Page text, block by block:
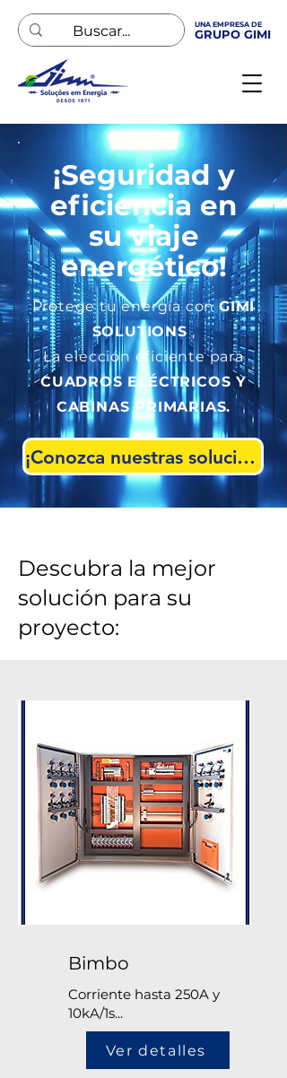
UNA EMPRESA DE
GRUPO GIMI
¡Seguridad y
eficiencia en
su viaje
energético!
Protege tu energía conGIMI
SOLUTIONS,
La elección eficiente para
CUADROS ELÉCTRICOS Y
CABINAS PRIMARIAS.
¡Conozca nuestras soluciones!
Descubra la mejor
solución para su
proyecto:
Bimbo
Corriente hasta 250A y
10kA/1s...
Ver detalles